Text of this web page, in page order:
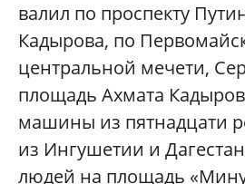
валил по проспекту
Кадырова, по
центральной мечети,
площадь Ахмата
машины из пятнадцати
из Ингушетии и
людей на площадь